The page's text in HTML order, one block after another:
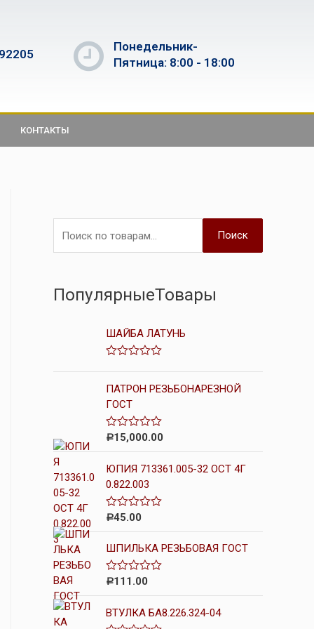
Понедельник-
Пятница: 8:00 - 18:00
КОНТАКТЫ
Поиск
ПопулярныеТовары
ШАЙБА ЛАТУНЬ
е
к
а
0
и
з
ПАТРОН РЕЗЬБОНАРЕЗНОЙ
ГОСТ
О
н
к
а
0
з
5
Р15,000.00
ЮПИЯ 713361.005-32 ОСТ 4Г
0.822.003
О
н
к
а
0
5
Р45.00
ШПИЛЬКА РЕЗЬБОВАЯ ГОСТ
О
н
Р111.00
ВТУЛКА БА8.226.324-04